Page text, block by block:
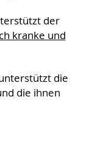
der
kranke und
die
die ihnen